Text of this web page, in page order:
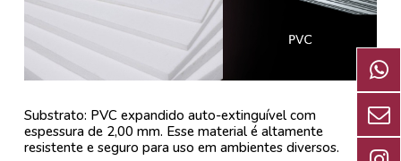
Substrato: PVC expandido auto-extinguível com
espessura de 2,00 mm. Esse material é altamente
resistente e seguro para uso em ambientes diversos.